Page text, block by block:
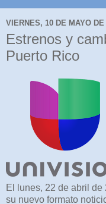
VIERNES, 10 DE MAYO DE
Estrenos y
Puerto Rico
El lunes, 22 de abril
su nuevo formato